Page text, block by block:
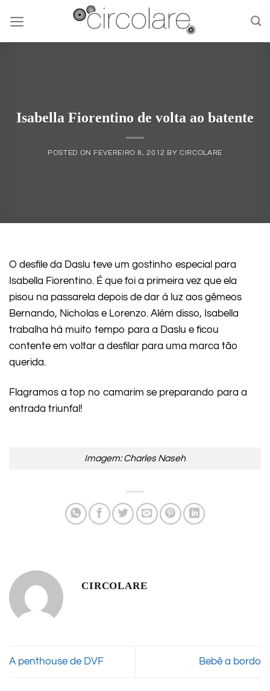
content
Isabella Fiorentino de volta ao batente
POSTED ON FEVEREIRO 8, 2012 BYCIRCOLARE
O desfile da Daslu teve um gostinho especial para
Isabella Fiorentino. É que foi a primeira vez que ela
pisou na passarela depois de dar à luz aos gêmeos
Bernando, Nicholas e Lorenzo. Além disso, Isabella
trabalha há muito tempo para a Daslu e ficou
contente em voltar a desfilar para uma marca tão
querida.
Flagramos a top no camarim se preparando para a
entrada triunfal!
Imagem: Charles Naseh
CIRCOLARE
A penthouse de DVF Bebê a bordo